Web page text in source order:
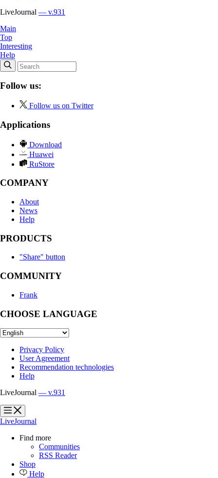
LiveJournal — v.931
Main
Top
Interesting
Help
Follow us:
Follow us on Twitter
Applications
Download
Huawei
RuStore
COMPANY
About
News
Help
PRODUCTS
"Share" button
COMMUNITY
Frank
CHOOSE LANGUAGE
Privacy Policy
User Agreement
Recommendation technologies
Help
LiveJournal — v.931
?
?
LiveJournal
Find more
Communities
RSS Reader
Shop
Help